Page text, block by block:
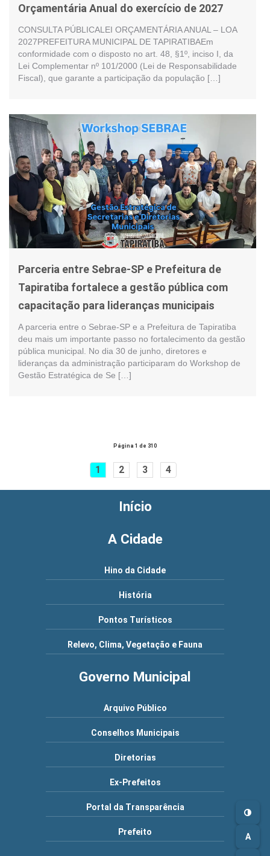
A
Orçamentária Anual do exercício de 2027
CONSULTA PÚBLICALEI ORÇAMENTÁRIA ANUAL – LOA
2027PREFEITURA MUNICIPAL DE TAPIRATIBAEm
conformidade com o disposto no art. 48, §1º, inciso I, da
Lei Complementar nº 101/2000 (Lei de Responsabilidade
Fiscal), que garante a participação da população […]
Parceria entre Sebrae-SP e Prefeitura de
Tapiratiba fortalece a gestão pública com
capacitação para lideranças municipais
A parceria entre o Sebrae-SP e a Prefeitura de Tapiratiba
deu mais um importante passo no fortalecimento da gestão
pública municipal. No dia 30 de junho, diretores e
lideranças da administração participaram do Workshop de
Gestão Estratégica de Se […]
Página 1 de 310
1 2 3 4
Início
A Cidade
Hino da Cidade
História
Pontos Turísticos
Relevo, Clima, Vegetação e Fauna
Governo Municipal
Arquivo Público
Conselhos Municipais
Diretorias
Ex-Prefeitos
Portal da Transparência
Prefeito